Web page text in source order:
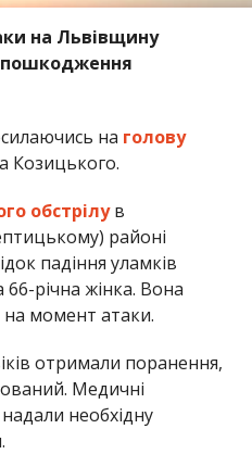
на Львівщину
пошкодження
на голову
Козицького.
обстрілув
районі
падіння уламків
річна жінка. Вона
на момент атаки.
отримали поранення,
Медичні
необхідну